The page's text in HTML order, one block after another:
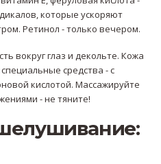
которые ускоряют
Ретинол - только вечером.
вокруг глаз и декольте. Кожа
средства - с
кислотой. Массажируйте
- не тяните!